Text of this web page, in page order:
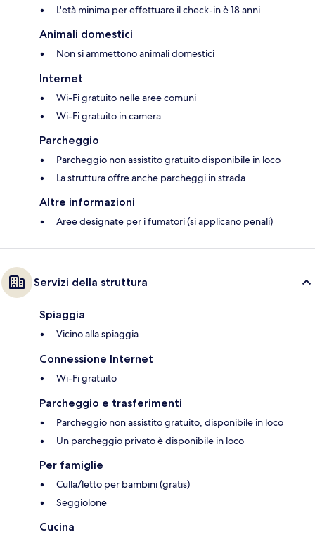
L'età minima per effettuare il check-in è 18 anni
Animali domestici
Non si ammettono animali domestici
Internet
Wi-Fi gratuito nelle aree comuni
Wi-Fi gratuito in camera
Parcheggio
Parcheggio non assistito gratuito disponibile in loco
La struttura offre anche parcheggi in strada
Altre informazioni
Aree designate per i fumatori (si applicano penali)
Servizi della struttura
Spiaggia
Vicino alla spiaggia
Connessione Internet
Wi-Fi gratuito
Parcheggio e trasferimenti
Parcheggio non assistito gratuito, disponibile in loco
Un parcheggio privato è disponibile in loco
Per famiglie
Culla/letto per bambini (gratis)
Seggiolone
Cucina